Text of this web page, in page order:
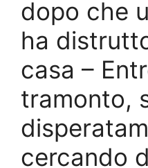
dopo che
ha
casa –
tramonto,
cercando